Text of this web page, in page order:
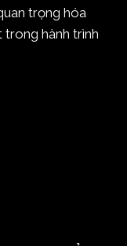
trọng hóa
trong hành trình